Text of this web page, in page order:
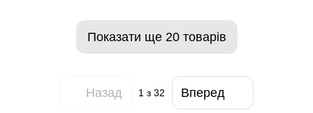
Показати ще 20 товарів
Назад 1 з 32 Вперед